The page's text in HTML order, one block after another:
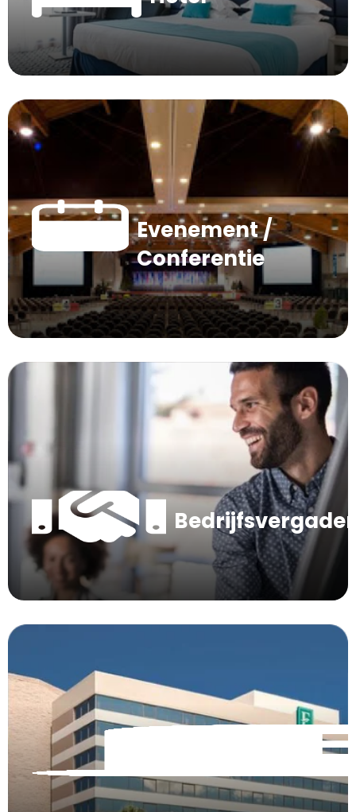
Evenement /
Conferentie